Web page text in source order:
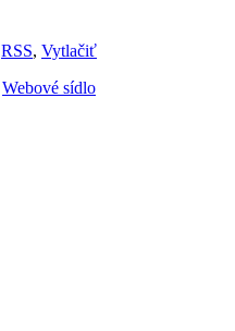
RSS, Vytlačiť
Webové sídlo